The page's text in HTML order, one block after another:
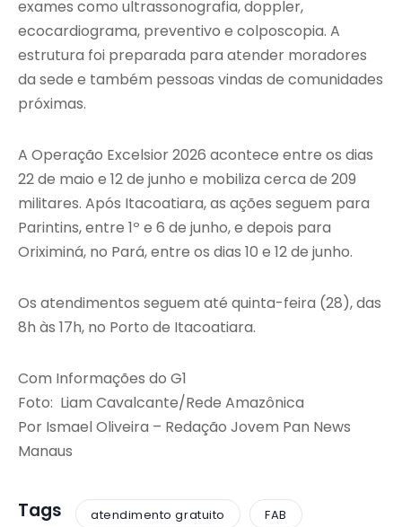
exames como ultrassonografia, doppler,
ecocardiograma, preventivo e colposcopia. A
estrutura foi preparada para atender moradores
da sede e também pessoas vindas de comunidades
próximas.
A Operação Excelsior 2026 acontece entre os dias
22 de maio e 12 de junho e mobiliza cerca de 209
militares. Após Itacoatiara, as ações seguem para
Parintins, entre 1º e 6 de junho, e depois para
Oriximiná, no Pará, entre os dias 10 e 12 de junho.
Os atendimentos seguem até quinta-feira (28), das
8h às 17h, no Porto de Itacoatiara.
Com Informações do G1
Foto: Liam Cavalcante/Rede Amazônica
Por Ismael Oliveira – Redação Jovem Pan News
Manaus
Tags atendimento gratuito FAB